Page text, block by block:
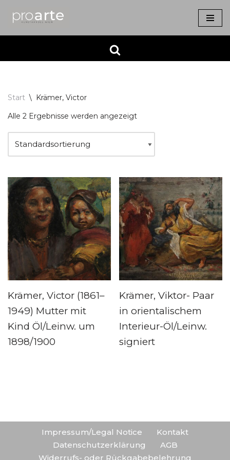
Start \
Krämer, Victor
Alle 2 Ergebnisse werden angezeigt
Krämer, Victor (1861–
1949) Mutter mit
Kind Öl/Leinw. um
1898/1900
Krämer, Viktor- Paar
in orientalischem
Interieur-Öl/Leinw.
signiert
Impressum/Legal Notice
Kontakt
Datenschutzerklärung
AGB
Widerrufs- oder Rückgabebelehrung